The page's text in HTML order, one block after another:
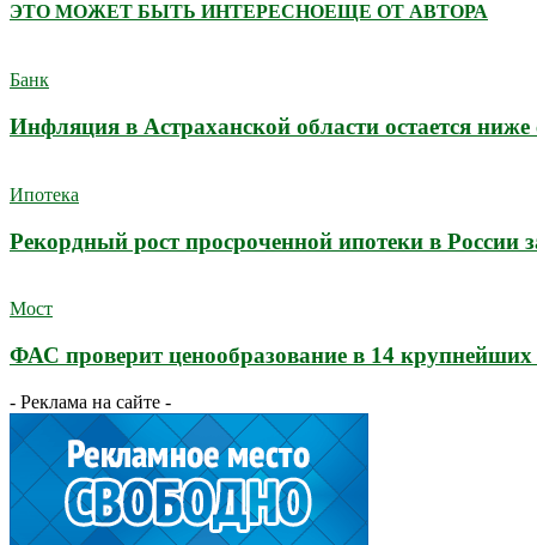
ЭТО МОЖЕТ БЫТЬ ИНТЕРЕСНОЕЩЕ ОТ АВТОРА
Банк
Инфляция в Астраханской области остается ниже
Ипотека
Рекордный рост просроченной ипотеки в России
Мост
ФАС проверит ценообразование в 14
- Реклама на сайте -